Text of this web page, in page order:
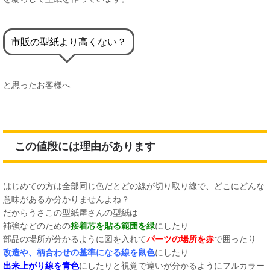
市販の型紙より高くない？
と思ったお客様へ
この値段には理由があります
はじめての方は全部同じ色だとどの線が切り取り線で、どこにどんな
意味があるか分かりませんよね？
だからうさこの型紙屋さんの型紙は
補強などのための接着芯を貼る範囲を緑にしたり
部品の場所が分かるように図を入れてパーツの場所を赤で囲ったり
改造や、柄合わせの基準になる線を鼠色にしたり
出来上がり線を青色にしたりと視覚で違いが分かるようにフルカラー